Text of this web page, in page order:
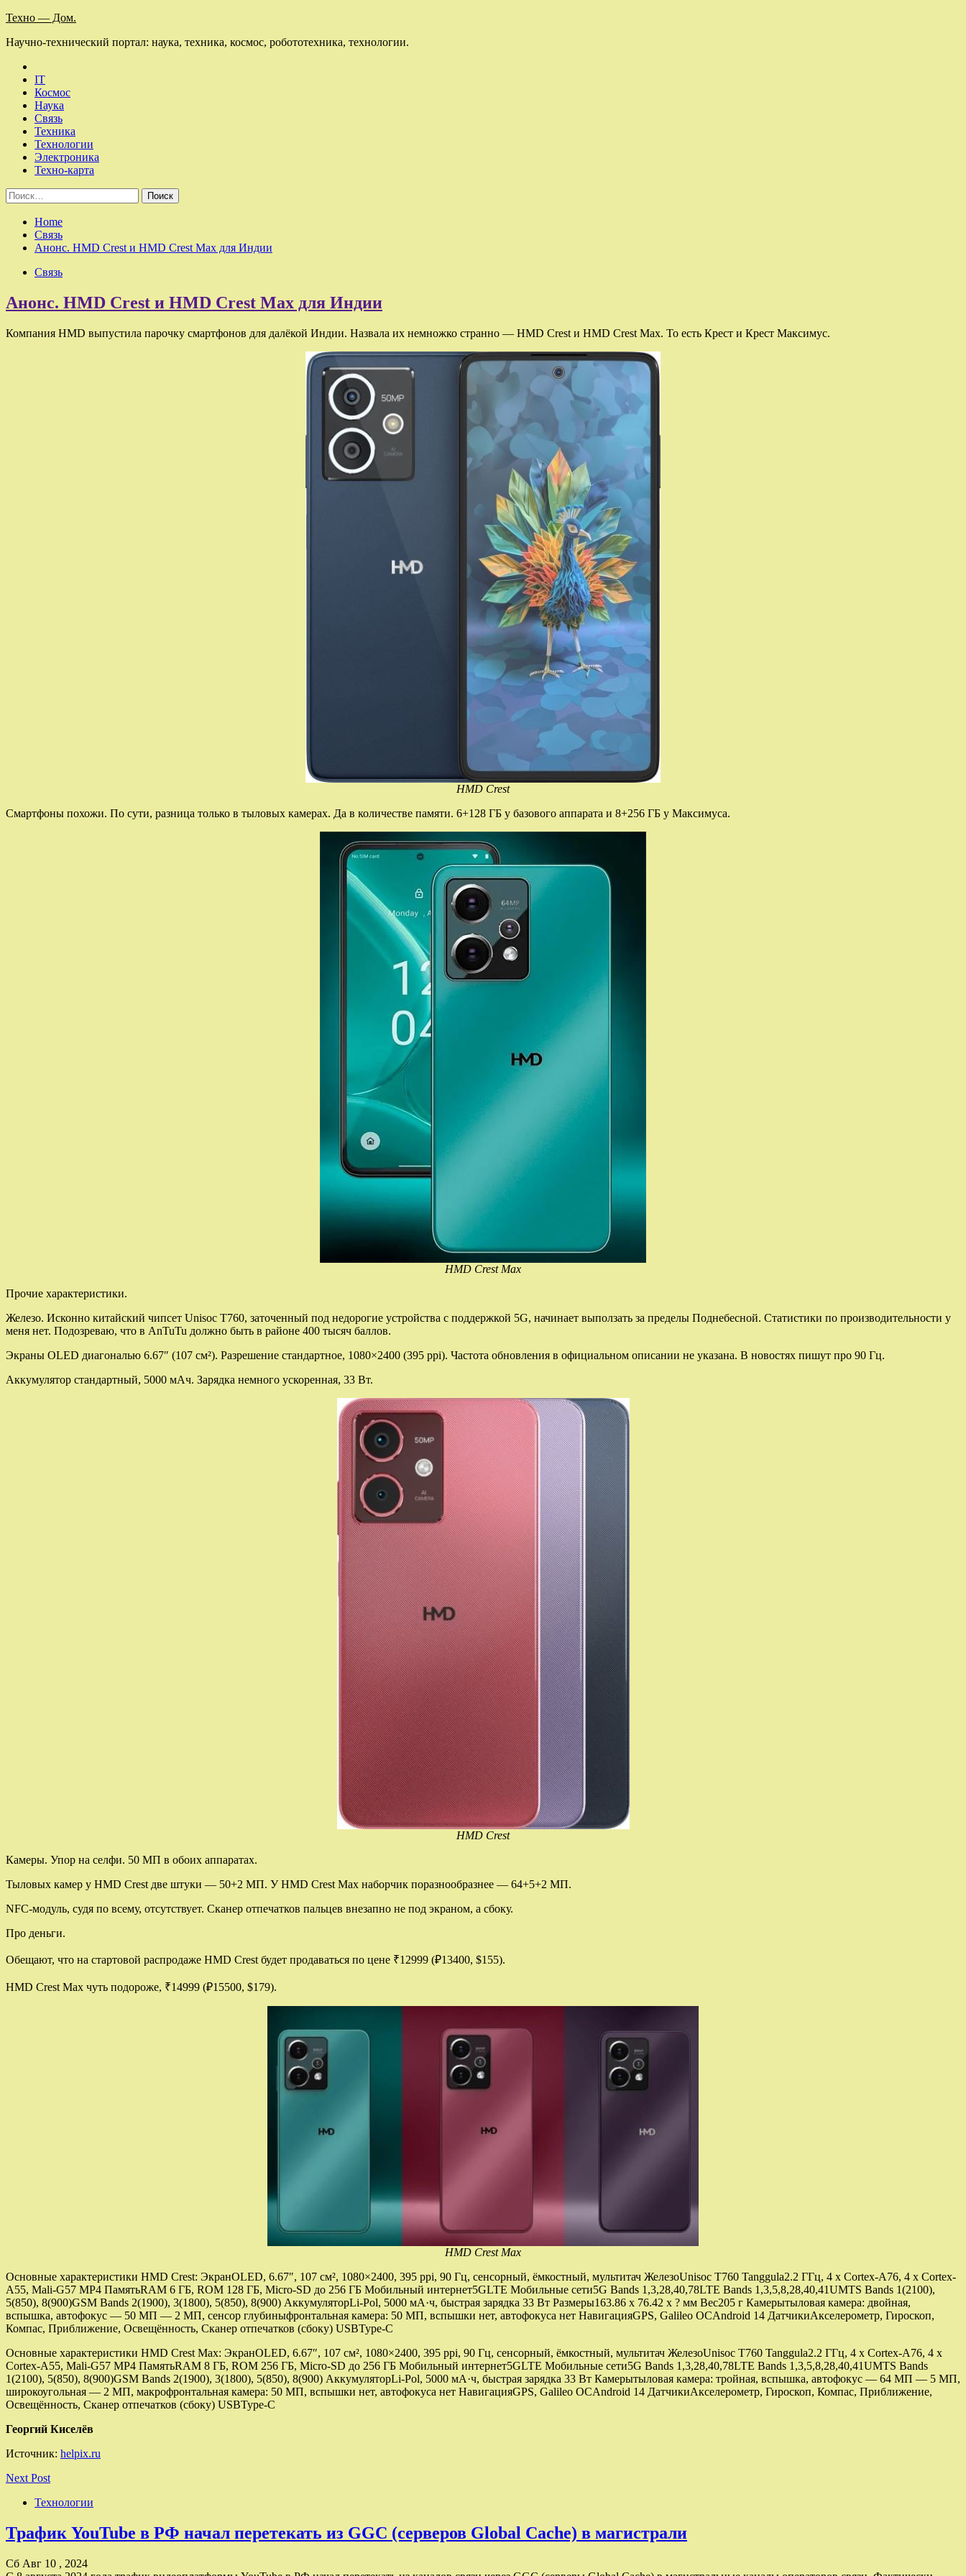
Skip
content
Техно — Дом.
Научно-технический портал: наука, техника, космос, робототехника, технологии.
IT
Космос
Наука
Связь
Техника
Технологии
Электроника
Техно-карта
Найти:
Home
Связь
Анонс. HMD Crest и HMD Crest Max для Индии
Связь
Анонс. HMD Crest и HMD Crest Max для Индии
Компания HMD выпустила парочку смартфонов для далёкой Индии. Назвала их немножко странно — HMD Crest и HMD Crest Max. То есть Крест и Крест Максимус.
HMD Crest
Смартфоны похожи. По сути, разница только в тыловых камерах. Да в количестве памяти. 6+128 ГБ у базового аппарата и 8+256 ГБ у Максимуса.
HMD Crest Max
Прочие характеристики.
Железо. Исконно китайский чипсет Unisoc T760, заточенный под недорогие устройства с поддержкой 5G, начинает выползать за пределы Поднебесной. Статистики по производительности у
меня нет. Подозреваю, что в AnTuTu должно быть в районе 400 тысяч баллов.
Экраны OLED диагональю 6.67″ (107 см²). Разрешение стандартное, 1080×2400 (395 ppi). Частота обновления в официальном описании не указана. В новостях пишут про 90 Гц.
Аккумулятор стандартный, 5000 мАч. Зарядка немного ускоренная, 33 Вт.
HMD Crest
Камеры. Упор на селфи. 50 МП в обоих аппаратах.
Тыловых камер у HMD Crest две штуки — 50+2 МП. У HMD Crest Max наборчик поразнообразнее — 64+5+2 МП.
NFC-модуль, судя по всему, отсутствует. Сканер отпечатков пальцев внезапно не под экраном, а сбоку.
Про деньги.
Обещают, что на стартовой распродаже HMD Crest будет продаваться по цене ₹12999 (₽13400, $155).
HMD Crest Max чуть подороже, ₹14999 (₽15500, $179).
HMD Crest Max
Основные характеристики HMD Crest: ЭкранOLED, 6.67″, 107 см², 1080×2400, 395 ppi, 90 Гц, сенсорный, ёмкостный, мультитач ЖелезоUnisoc T760 Tanggula2.2 ГГц, 4 x Cortex-A76, 4 x Cortex-
A55, Mali-G57 MP4 ПамятьRAM 6 ГБ, ROM 128 ГБ, Micro-SD до 256 ГБ Мобильный интернет5GLTE Мобильные сети5G Bands 1,3,28,40,78LTE Bands 1,3,5,8,28,40,41UMTS Bands 1(2100),
5(850), 8(900)GSM Bands 2(1900), 3(1800), 5(850), 8(900) АккумуляторLi-Pol, 5000 мА·ч, быстрая зарядка 33 Вт Размеры163.86 x 76.42 x ? мм Вес205 г Камерытыловая камера: двойная,
вспышка, автофокус — 50 МП — 2 МП, сенсор глубиныфронтальная камера: 50 МП, вспышки нет, автофокуса нет НавигацияGPS, Galileo ОСAndroid 14 ДатчикиАкселерометр, Гироскоп,
Компас, Приближение, Освещённость, Сканер отпечатков (сбоку) USBType-C
Основные характеристики HMD Crest Max: ЭкранOLED, 6.67″, 107 см², 1080×2400, 395 ppi, 90 Гц, сенсорный, ёмкостный, мультитач ЖелезоUnisoc T760 Tanggula2.2 ГГц, 4 x Cortex-A76, 4 x
Cortex-A55, Mali-G57 MP4 ПамятьRAM 8 ГБ, ROM 256 ГБ, Micro-SD до 256 ГБ Мобильный интернет5GLTE Мобильные сети5G Bands 1,3,28,40,78LTE Bands 1,3,5,8,28,40,41UMTS Bands
1(2100), 5(850), 8(900)GSM Bands 2(1900), 3(1800), 5(850), 8(900) АккумуляторLi-Pol, 5000 мА·ч, быстрая зарядка 33 Вт Камерытыловая камера: тройная, вспышка, автофокус — 64 МП — 5 МП,
широкоугольная — 2 МП, макрофронтальная камера: 50 МП, вспышки нет, автофокуса нет НавигацияGPS, Galileo ОСAndroid 14 ДатчикиАкселерометр, Гироскоп, Компас, Приближение,
Освещённость, Сканер отпечатков (сбоку) USBType-C
Георгий Киселёв
Источник: helpix.ru
Next Post
Технологии
Трафик YouTube в РФ начал перетекать из GGC (серверов Global Cache) в магистрали
Сб Авг 10 , 2024